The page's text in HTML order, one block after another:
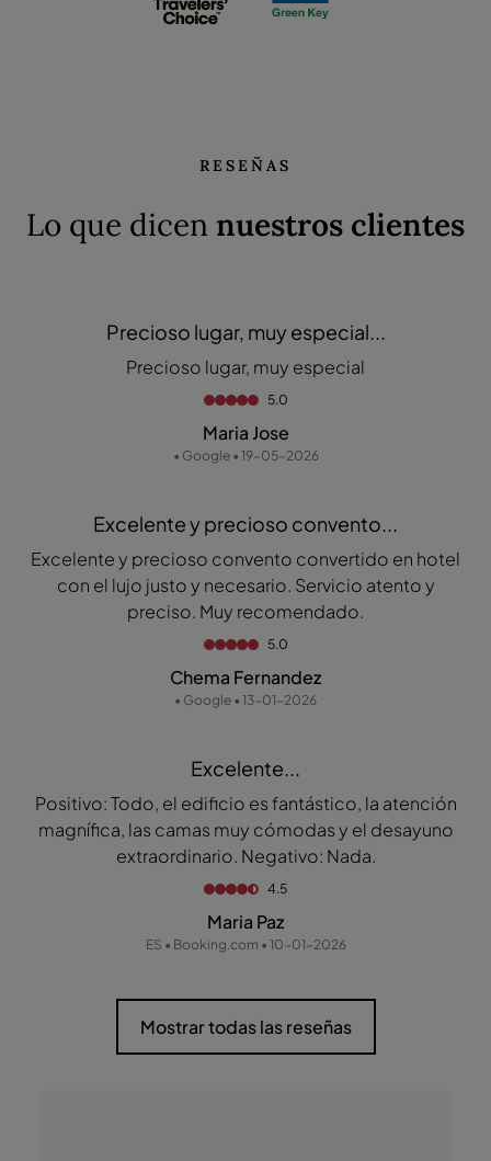
RESEÑAS
Lo que dicen nuestros clientes
Precioso lugar, muy especial...
Precioso lugar, muy especial
5.0
Maria Jose
• Google • 19-05-2026
Excelente y precioso convento...
Excelente y precioso convento convertido en hotel
con el lujo justo y necesario. Servicio atento y
preciso. Muy recomendado.
5.0
Chema Fernandez
• Google • 13-01-2026
Excelente...
Positivo: Todo, el edificio es fantástico, la atención
magnífica, las camas muy cómodas y el desayuno
extraordinario. Negativo: Nada.
4.5
Maria Paz
ES • Booking.com • 10-01-2026
Mostrar todas las reseñas